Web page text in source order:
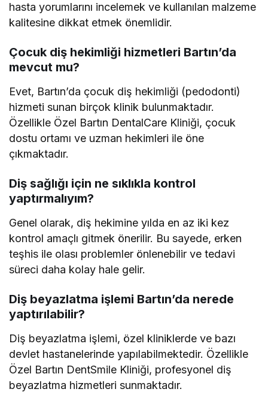
hasta yorumlarını incelemek ve kullanılan malzeme
kalitesine dikkat etmek önemlidir.
Çocuk diş hekimliği hizmetleri Bartın’da
mevcut mu?
Evet, Bartın’da çocuk diş hekimliği (pedodonti)
hizmeti sunan birçok klinik bulunmaktadır.
Özellikle Özel Bartın DentalCare Kliniği, çocuk
dostu ortamı ve uzman hekimleri ile öne
çıkmaktadır.
Diş sağlığı için ne sıklıkla kontrol
yaptırmalıyım?
Genel olarak, diş hekimine yılda en az iki kez
kontrol amaçlı gitmek önerilir. Bu sayede, erken
teşhis ile olası problemler önlenebilir ve tedavi
süreci daha kolay hale gelir.
Diş beyazlatma işlemi Bartın’da nerede
yaptırılabilir?
Diş beyazlatma işlemi, özel kliniklerde ve bazı
devlet hastanelerinde yapılabilmektedir. Özellikle
Özel Bartın DentSmile Kliniği, profesyonel diş
beyazlatma hizmetleri sunmaktadır.